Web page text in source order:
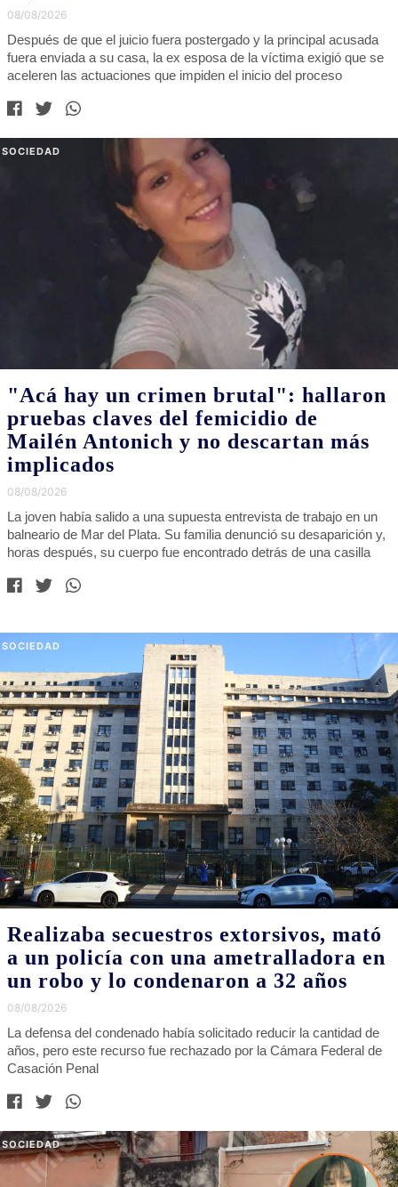
08/08/2026
Después de que el juicio fuera postergado y la principal acusada
fuera enviada a su casa, la ex esposa de la víctima exigió que se
aceleren las actuaciones que impiden el inicio del proceso
SOCIEDAD
"Acá hay un crimen brutal": hallaron
pruebas claves del femicidio de
Mailén Antonich y no descartan más
implicados
08/08/2026
La joven había salido a una supuesta entrevista de trabajo en un
balneario de Mar del Plata. Su familia denunció su desaparición y,
horas después, su cuerpo fue encontrado detrás de una casilla
SOCIEDAD
Realizaba secuestros extorsivos, mató
a un policía con una ametralladora en
un robo y lo condenaron a 32 años
08/08/2026
La defensa del condenado había solicitado reducir la cantidad de
años, pero este recurso fue rechazado por la Cámara Federal de
Casación Penal
SOCIEDAD